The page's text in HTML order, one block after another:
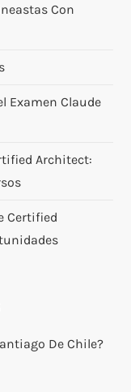
Con
Examen Claude
Architect:
Certified
De Chile?